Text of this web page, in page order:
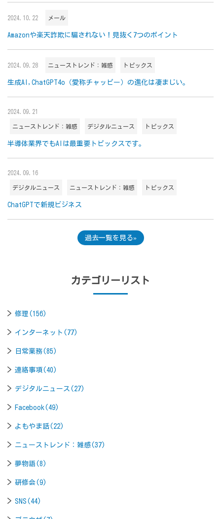
2024.10.22 メール
Amazonや楽天詐欺に騙されない！見抜く7つのポイント
2024.09.28 ニューストレンド：雑感 トピックス
生成AI,ChatGPT4o（愛称チャッピー）の進化は凄まじい。
2024.09.21
ニューストレンド：雑感 デジタルニュース トピックス
半導体業界でもAIは最重要トピックスです。
2024.09.16
デジタルニュース ニューストレンド：雑感 トピックス
ChatGPTで新規ビジネス
過去一覧を見る
カテゴリーリスト
修理(156)
インターネット(77)
日常業務(85)
連絡事項(40)
デジタルニュース(27)
Facebook(49)
よもやま話(22)
ニューストレンド：雑感(37)
夢物語(8)
研修会(9)
SNS(44)